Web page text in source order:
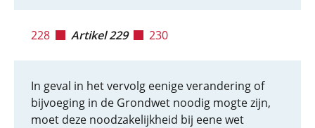
228 Artikel 229 230
In geval in het vervolg eenige verandering of
bijvoeging in de Grondwet noodig mogte zijn,
moet deze noodzakelijkheid bij eene wet